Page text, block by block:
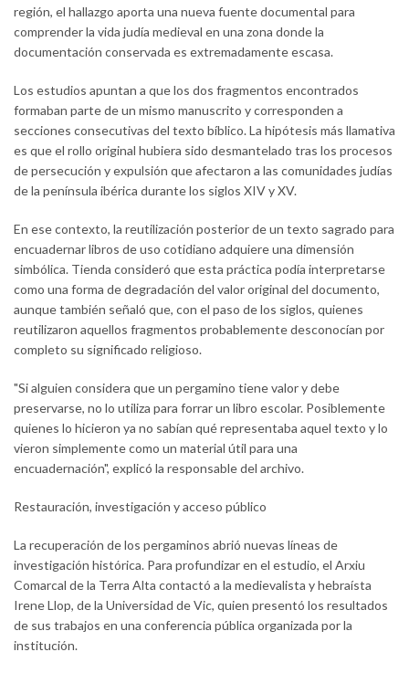
región, el hallazgo aporta una nueva fuente documental para
comprender la vida judía medieval en una zona donde la
documentación conservada es extremadamente escasa.
Los estudios apuntan a que los dos fragmentos encontrados
formaban parte de un mismo manuscrito y corresponden a
secciones consecutivas del texto bíblico. La hipótesis más llamativa
es que el rollo original hubiera sido desmantelado tras los procesos
de persecución y expulsión que afectaron a las comunidades judías
de la península ibérica durante los siglos XIV y XV.
En ese contexto, la reutilización posterior de un texto sagrado para
encuadernar libros de uso cotidiano adquiere una dimensión
simbólica. Tienda consideró que esta práctica podía interpretarse
como una forma de degradación del valor original del documento,
aunque también señaló que, con el paso de los siglos, quienes
reutilizaron aquellos fragmentos probablemente desconocían por
completo su significado religioso.
"Si alguien considera que un pergamino tiene valor y debe
preservarse, no lo utiliza para forrar un libro escolar. Posiblemente
quienes lo hicieron ya no sabían qué representaba aquel texto y lo
vieron simplemente como un material útil para una
encuadernación", explicó la responsable del archivo.
Restauración, investigación y acceso público
La recuperación de los pergaminos abrió nuevas líneas de
investigación histórica. Para profundizar en el estudio, el Arxiu
Comarcal de la Terra Alta contactó a la medievalista y hebraísta
Irene Llop, de la Universidad de Vic, quien presentó los resultados
de sus trabajos en una conferencia pública organizada por la
institución.